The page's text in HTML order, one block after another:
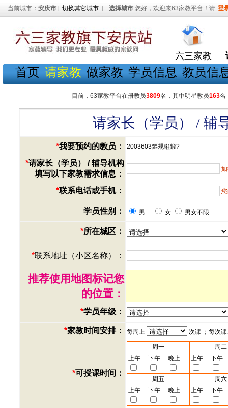
当前城市： 安庆市 [ 切换其它城市 ] 选择城市 您好，欢迎来63家教平台！请 登
六三家教
首页 请家教 做家教 学员信息 教员信
目前，63家教平台在册教员3809名，其中明星教员163名
请家长（学员） / 辅
*我要预约的教员： 2003603鏂规暀鍛?
*请家长（学员） / 辅导机构
填写以下家教需求信息：
*联系电话或手机：
学员性别： 男 女 男女不限
*所在城区：
*联系地址（小区名称）：
推荐使用地图标记您
的位置：
*学员年级：
*家教时间安排： 每周上 次课 ；每次
*可授课时间：
周一
周二
上午
下午 晚上 上午 下午
周五
周六
上午
下午 晚上 上午 下午